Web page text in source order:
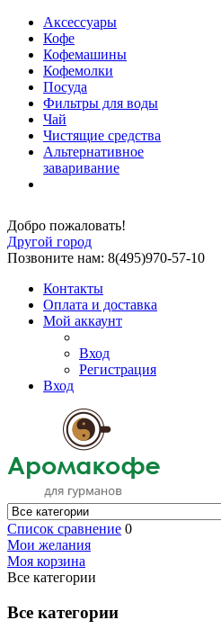
Аксессуары
Кофе
Кофемашины
Кофемолки
Посуда
Фильтры для воды
Чай
Чистящие средства
Альтернативное
заваривание
Добро пожаловать!
Другой город
Позвоните нам: 8(495)970-57-10
Контакты
Оплата и доставка
Мой аккаунт
Вход
Регистрация
Вход
Список сравнение 0
Мои желания
Моя корзина
Все категории
Все категории